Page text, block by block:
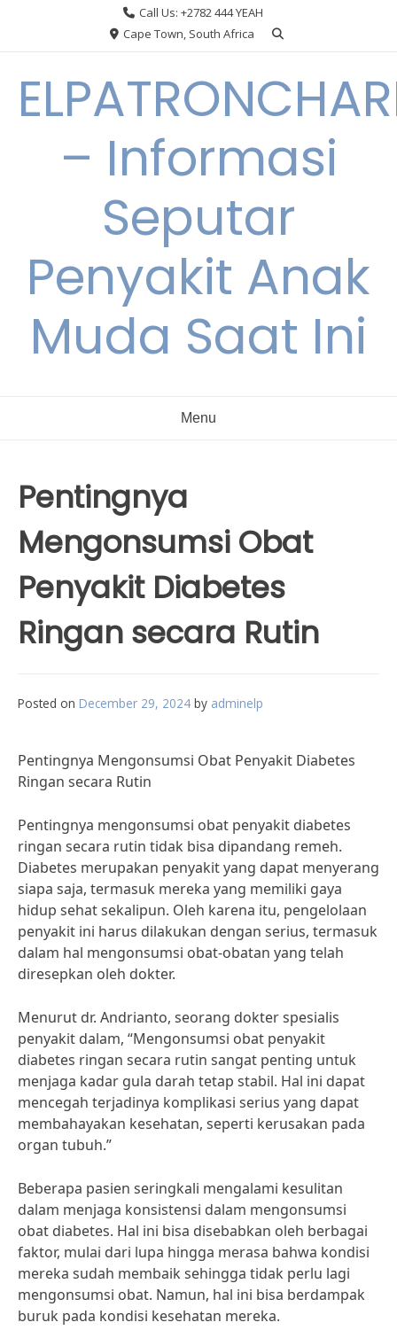
Call Us: +2782 444 YEAH
Cape Town, South Africa
– Informasi
Seputar
Penyakit Anak
Muda Saat Ini
Menu
Pentingnya
Mengonsumsi Obat
Penyakit Diabetes
Ringan secara Rutin
Posted on December 29, 2024 by adminelp
Pentingnya Mengonsumsi Obat Penyakit Diabetes
Ringan secara Rutin
Pentingnya mengonsumsi obat penyakit diabetes
ringan secara rutin tidak bisa dipandang remeh.
Diabetes merupakan penyakit yang dapat menyerang
siapa saja, termasuk mereka yang memiliki gaya
hidup sehat sekalipun. Oleh karena itu, pengelolaan
penyakit ini harus dilakukan dengan serius, termasuk
dalam hal mengonsumsi obat-obatan yang telah
diresepkan oleh dokter.
Menurut dr. Andrianto, seorang dokter spesialis
penyakit dalam, “Mengonsumsi obat penyakit
diabetes ringan secara rutin sangat penting untuk
menjaga kadar gula darah tetap stabil. Hal ini dapat
mencegah terjadinya komplikasi serius yang dapat
membahayakan kesehatan, seperti kerusakan pada
organ tubuh.”
Beberapa pasien seringkali mengalami kesulitan
dalam menjaga konsistensi dalam mengonsumsi
obat diabetes. Hal ini bisa disebabkan oleh berbagai
faktor, mulai dari lupa hingga merasa bahwa kondisi
mereka sudah membaik sehingga tidak perlu lagi
mengonsumsi obat. Namun, hal ini bisa berdampak
buruk pada kondisi kesehatan mereka.